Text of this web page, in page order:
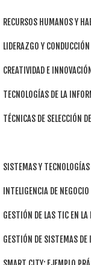
RECURSOS HUMANOS Y
LIDERAZGO Y
CREATIVIDAD E
TECNOLOGÍAS DE LA
TÉCNICAS DE SELECCIÓN
SISTEMAS Y
INTELIGENCIA DE
GESTIÓN DE LAS TIC EN
GESTIÓN DE SISTEMAS DE